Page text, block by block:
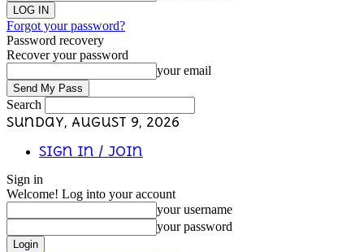
Forgot your password?
Password recovery
Recover your password
your email
Search
Sunday, August 9, 2026
Sign in / Join
Sign in
Welcome! Log into your account
your username
your password